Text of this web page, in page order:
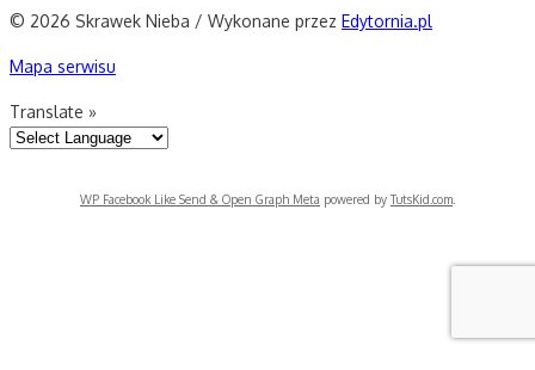
© 2026 Skrawek Nieba / Wykonane przez Edytornia.pl
Mapa serwisu
Translate »
WP Facebook Like Send & Open Graph Meta powered by TutsKid.com